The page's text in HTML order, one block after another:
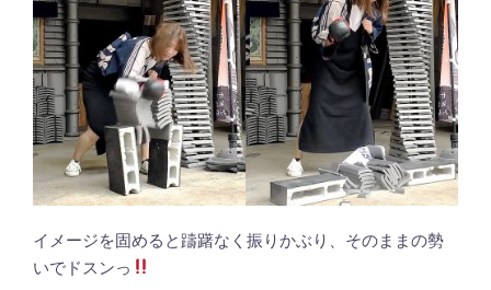
イメージを固めると躊躇なく振りかぶり、そのままの勢
いでドスンっ